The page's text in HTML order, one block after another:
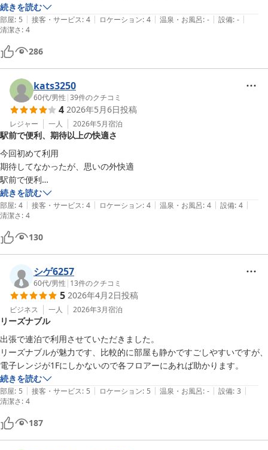
湯沸かしポットの中に黒いカスが浮遊しており、気になりましたが、何
度もすすげばもうなくなりました。
続きを読む
部屋: 5 | 接客・サービス: 4 | ロケーション: 4 | 温泉・お風呂: - | 設備: - |
清潔さ: 4
286
kats3250
60代/男性 |39件のクチコミ
4 2026年5月6日投稿
レジャー 一人 2026年5月宿泊
駅前で便利、期待以上の快適さ
今回初めて利用
期待してなかったが、思いの外快適
駅前で便利
駐車場サービスもありがたい
また利用します
続きを読む
部屋: 4 | 接客・サービス: 4 | ロケーション: 4 | 温泉・お風呂: 4 | 設備: 4 |
清潔さ: 4
130
シゲ6257
60代/男性 | 13件のクチコミ
5 2026年4月2日投稿
ビジネス 一人 2026年3月宿泊
リーズナブル
出張で連泊で利用させていただきました。
リーズナブルが魅力です、比較的に部屋も静かですごしやすいですが、
電子レンジが1Fにしかないので各フロアーにあれば助かります。
続きを読む
部屋: 5 | 接客・サービス: 5 | ロケーション: 5 | 温泉・お風呂: - | 設備: 3 |
清潔さ: 4
187